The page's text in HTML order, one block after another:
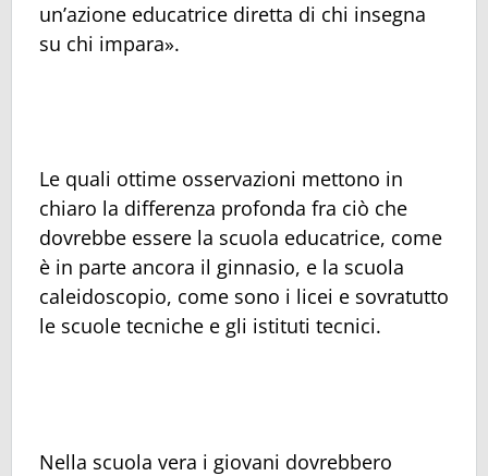
un’azione educatrice diretta di chi insegna
su chi impara».
Le quali ottime osservazioni mettono in
chiaro la differenza profonda fra ciò che
dovrebbe essere la scuola educatrice, come
è in parte ancora il ginnasio, e la scuola
caleidoscopio, come sono i licei e sovratutto
le scuole tecniche e gli istituti tecnici.
Nella scuola vera i giovani dovrebbero